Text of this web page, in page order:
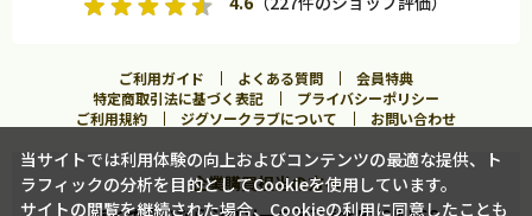
カートに入れる
ご利用ガイド よくある質問
会員特典
特定商取引法に基づく表記
プライバシーポリシー
ご利用規約
ジグソークラブについて お問い合わせ
企業購買担当の方へ
当サイトでは利用体験の向上およびコンテンツの最適な提供、ト
ラフィックの分析を目的としてCookieを使用しています。
サイトの閲覧を継続された場合、Cookieの利用に同意したことも